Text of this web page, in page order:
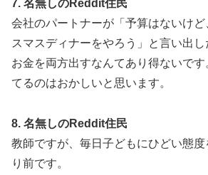
7. 名無しのReddit住民
会社のパートナーが「予算はないけど
スマスディナーをやろう」と言い出
お金を両方出すなんてあり得ないで
てるのはおかしいと思います。
8. 名無しのReddit住民
教師ですが、毎日子どもにひどい態
り前です。